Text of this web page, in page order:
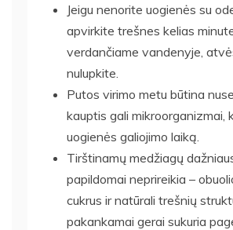
Jeigu nenorite uogienės su
apvirkite trešnes kelias
verdančiame vandenyje,
nulupkite.
Putos virimo metu būtina
kauptis gali mikroorganizmai,
uogienės galiojimo laiką.
Tirštinamų medžiagų
papildomai neprireikia –
cukrus ir natūrali trešnių
pakankamai gerai sukuria